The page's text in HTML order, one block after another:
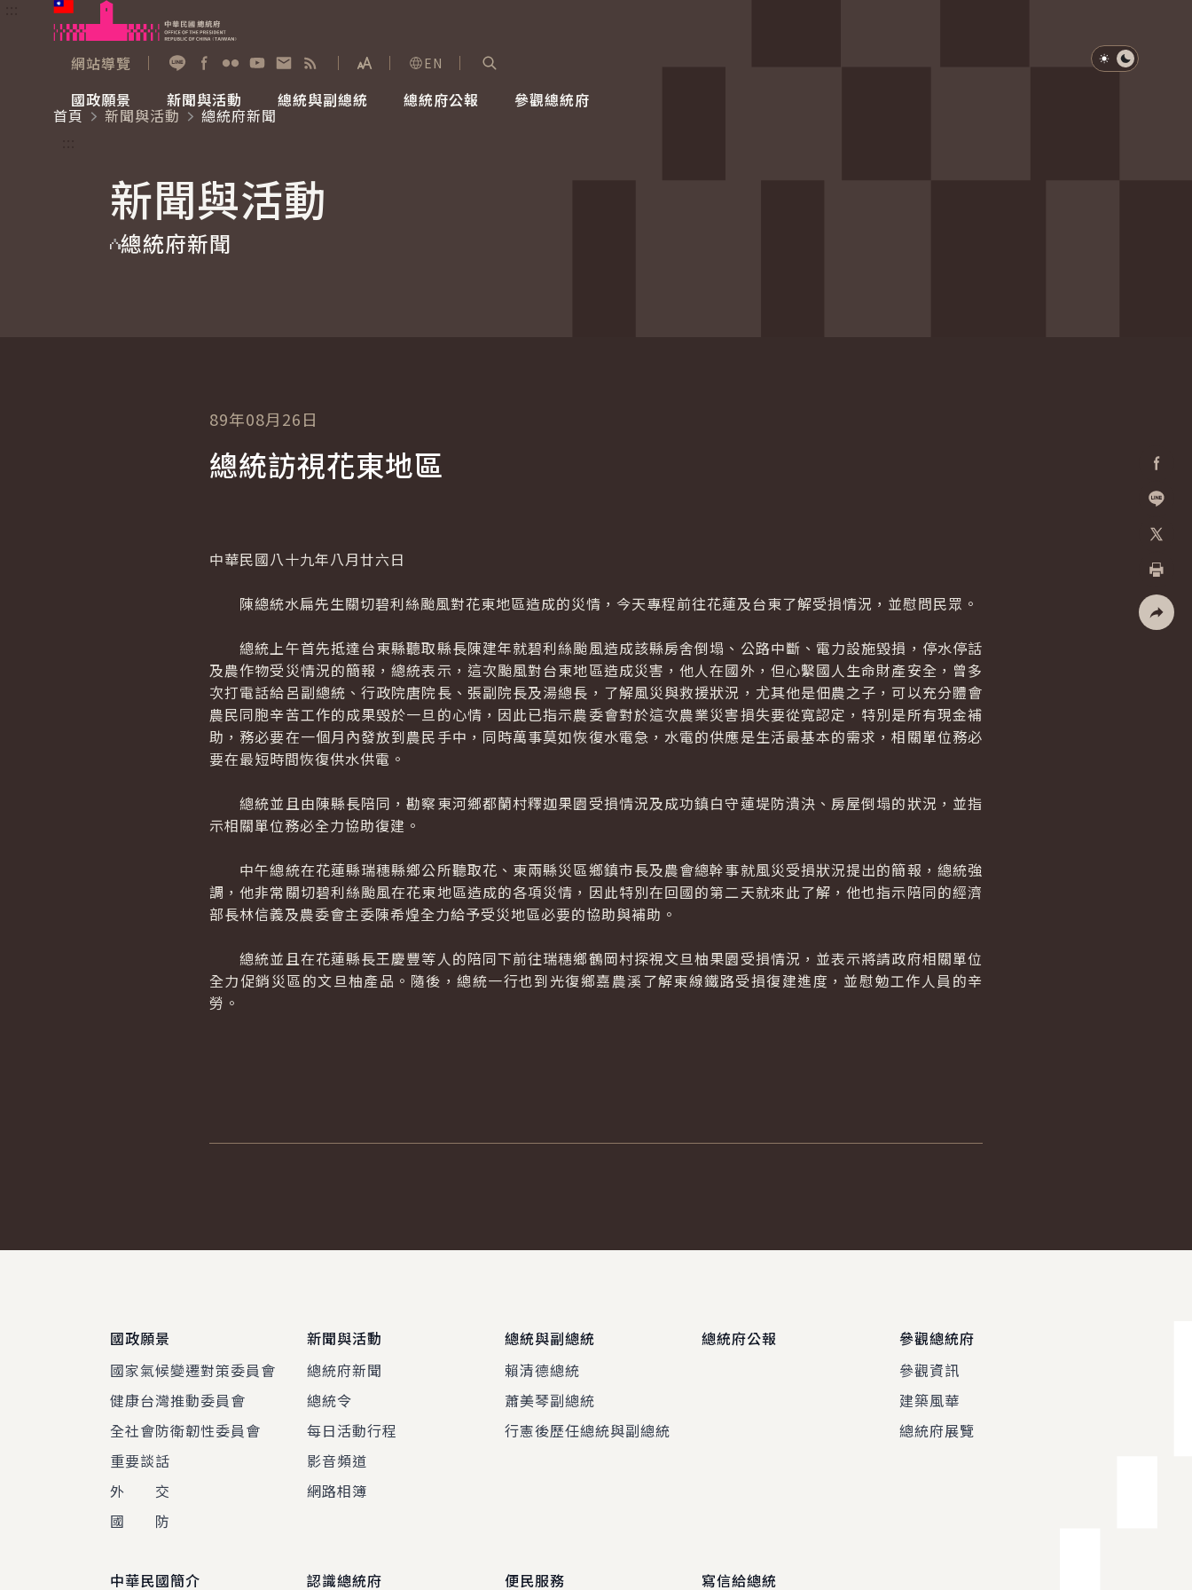
跳到主要內容
網站導覽
展開字級選單
EN
國政願景
國家氣候變遷對策委員會
重要談話
新聞與活動
總統府新聞
影音頻道
總統與副總統
賴清德總統
總統府公報 參觀總統府
參觀資訊
淺色模式
深色模式
首頁
新聞與活動
總統府新聞
新聞與活動
總統府新聞
加入好
列印
89年08月26日
總統訪視花東地區
中華民國八十九年八月廿六日
陳總統水扁先生關切碧利絲颱風對花東地區造成的災情，今天專程前往花蓮及台東了解受損情況，並慰問民眾。
總統上午首先抵達台東縣聽取縣長陳建年就碧利絲颱風造成該縣房舍倒塌、公路中斷、電力設施毀損，停水停話
及農作物受災情況的簡報，總統表示，這次颱風對台東地區造成災害，他人在國外，但心繫國人生命財產安全，曾多
次打電話給呂副總統、行政院唐院長、張副院長及湯總長，了解風災與救援狀況，尤其他是佃農之子，可以充分體會
農民同胞辛苦工作的成果毀於一旦的心情，因此已指示農委會對於這次農業災害損失要從寬認定，特別是所有現金補
助，務必要在一個月內發放到農民手中，同時萬事莫如恢復水電急，水電的供應是生活最基本的需求，相關單位務必
要在最短時間恢復供水供電。
總統並且由陳縣長陪同，勘察東河鄉都蘭村釋迦果園受損情況及成功鎮白守蓮堤防潰決、房屋倒塌的狀況，並指
示相關單位務必全力協助復建。
中午總統在花蓮縣瑞穗縣鄉公所聽取花、東兩縣災區鄉鎮市長及農會總幹事就風災受損狀況提出的簡報，總統強
調，他非常關切碧利絲颱風在花東地區造成的各項災情，因此特別在回國的第二天就來此了解，他也指示陪同的經濟
部長林信義及農委會主委陳希煌全力給予受災地區必要的協助與補助。
總統並且在花蓮縣長王慶豐等人的陪同下前往瑞穗鄉鶴岡村探視文旦柚果園受損情況，並表示將請政府相關單位
全力促銷災區的文旦柚產品。隨後，總統一行也到光復鄉嘉農溪了解東線鐵路受損復建進度，並慰勉工作人員的辛
勞。
國政願景
國家氣候變遷對策委員會
健康台灣推動委員會
全社會防衛韌性委員會
重要談話
外 交
國 防
新聞與活動
總統府新聞
總統令
每日活動行程
影音頻道
網路相簿
總統與副總統
賴清德總統
蕭美琴副總統
行憲後歷任總統與副總統
總統府公報
參觀總統府
參觀資訊
建築風華
總統府展覽
中華民國簡介 認識總統府 便民服務 寫信給總統